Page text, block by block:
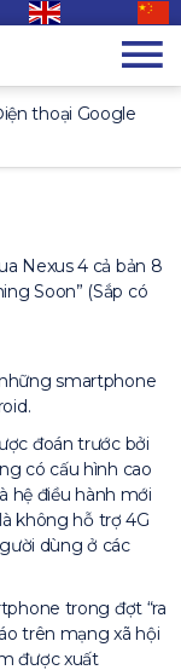
thoại Google
Nexus 4 cả bản 8
Soon” (Sắp có
smartphone
đoán trước bởi
có cấu hình cao
hệ điều hành mới
không hỗ trợ 4G
dùng ở các
trong đợt “ra
trên mạng xã hội
được xuất